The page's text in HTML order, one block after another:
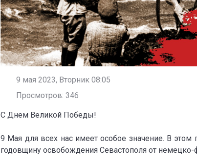
9 мая 2023, Вторник 08:05
Просмотров: 346
С Днем Великой Победы!
9 Мая для всех нас имеет особое значение. В
годовщину освобождения Севастополя от немецко-